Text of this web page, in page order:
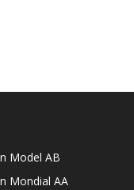
Model AB
Mondial AA